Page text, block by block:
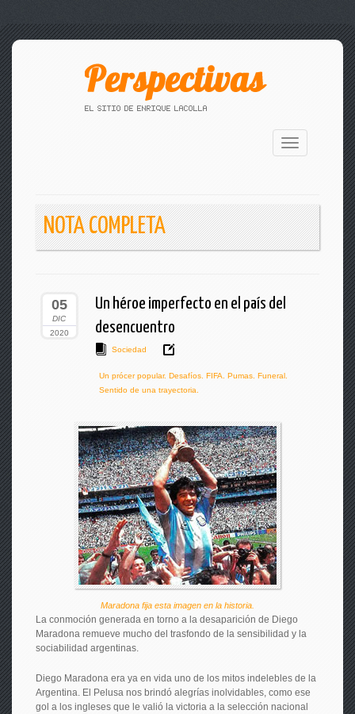
Toggle
navigation
NOTA COMPLETA
05
DIC
2020
Un héroe imperfecto en el país del
desencuentro
Sociedad
Un prócer popular. Desafíos. FIFA. Pumas. Funeral.
Sentido de una trayectoria.
Maradona fija esta imagen en la historia.
La conmoción generada en torno a la desaparición de Diego
Maradona remueve mucho del trasfondo de la sensibilidad y la
sociabilidad argentinas.
Diego Maradona era ya en vida uno de los mitos indelebles de la
Argentina. El Pelusa nos brindó alegrías inolvidables, como ese
gol a los ingleses que le valió la victoria a la selección nacional